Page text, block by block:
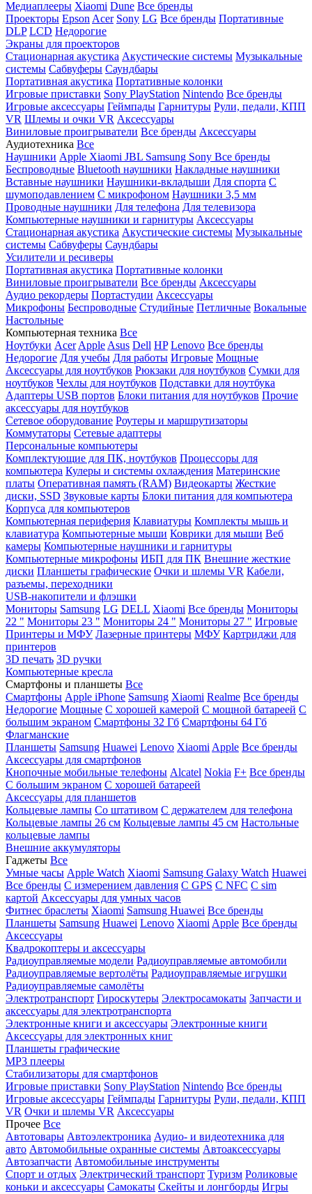
Медиаплееры Xiaomi Dune Все бренды
Проекторы Epson Acer Sony LG Все бренды Портативные
DLP LCD Недорогие
Экраны для проекторов
Стационарная акустика Акустические системы Музыкальные
системы Сабвуферы Саундбары
Портативная акустика Портативные колонки
Игровые приставки Sony PlayStation Nintendo Все бренды
Игровые аксессуары Геймпады Гарнитуры Рули, педали, КПП
VR Шлемы и очки VR Аксессуары
Виниловые проигрыватели Все бренды Аксессуары
Аудиотехника Все
Наушники Apple Xiaomi JBL Samsung Sony Все бренды
Беспроводные Bluetooth наушники Накладные наушники
Вставные наушники Наушники-вкладыши Для спорта С
шумоподавлением С микрофоном Наушники 3,5 мм
Проводные наушники Для телефона Для телевизора
Компьютерные наушники и гарнитуры Аксессуары
Стационарная акустика Акустические системы Музыкальные
системы Сабвуферы Саундбары
Усилители и ресиверы
Портативная акустика Портативные колонки
Виниловые проигрыватели Все бренды Аксессуары
Аудио рекордеры Портастудии Аксессуары
Микрофоны Беспроводные Студийные Петличные Вокальные
Настольные
Компьютерная техника Все
Ноутбуки Acer Apple Asus Dell HP Lenovo Все бренды
Недорогие Для учебы Для работы Игровые Мощные
Аксессуары для ноутбуков Рюкзаки для ноутбуков Сумки для
ноутбуков Чехлы для ноутбуков Подставки для ноутбука
Адаптеры USB портов Блоки питания для ноутбуков Прочие
аксессуары для ноутбуков
Сетевое оборудование Роутеры и маршрутизаторы
Коммутаторы Сетевые адаптеры
Персональные компьютеры
Комплектующие для ПК, ноутбуков Процессоры для
компьютера Кулеры и системы охлаждения Материнские
платы Оперативная память (RAM) Видеокарты Жесткие
диски, SSD Звуковые карты Блоки питания для компьютера
Корпуса для компьютеров
Компьютерная периферия Клавиатуры Комплекты мышь и
клавиатура Компьютерные мыши Коврики для мыши Веб
камеры Компьютерные наушники и гарнитуры
Компьютерные микрофоны ИБП для ПК Внешние жесткие
диски Планшеты графические Очки и шлемы VR Кабели,
разъемы, переходники
USB-накопители и флэшки
Мониторы Samsung LG DELL Xiaomi Все бренды Мониторы
22 " Мониторы 23 " Мониторы 24 " Мониторы 27 " Игровые
Принтеры и МФУ Лазерные принтеры МФУ Картриджи для
принтеров
3D печать 3D ручки
Компьютерные кресла
Смартфоны и планшеты Все
Смартфоны Apple iPhone Samsung Xiaomi Realme Все бренды
Недорогие Мощные С хорошей камерой С мощной батареей С
большим экраном Смартфоны 32 Гб Смартфоны 64 Гб
Флагманские
Планшеты Samsung Huawei Lenovo Xiaomi Apple Все бренды
Аксессуары для смартфонов
Кнопочные мобильные телефоны Alcatel Nokia F+ Все бренды
С большим экраном С хорошей батареей
Аксессуары для планшетов
Кольцевые лампы Со штативом C держателем для телефона
Кольцевые лампы 26 см Кольцевые лампы 45 см Настольные
кольцевые лампы
Внешние аккумуляторы
Гаджеты Все
Умные часы Apple Watch Xiaomi Samsung Galaxy Watch Huawei
Все бренды C измерением давления C GPS C NFC C sim
картой Аксессуары для умных часов
Фитнес браслеты Xiaomi Samsung Huawei Все бренды
Планшеты Samsung Huawei Lenovo Xiaomi Apple Все бренды
Аксессуары
Квадрокоптеры и аксессуары
Радиоуправляемые модели Радиоуправляемые автомобили
Радиоуправляемые вертолёты Радиоуправляемые игрушки
Радиоуправляемые самолёты
Электротранспорт Гироскутеры Электросамокаты Запчасти и
аксессуары для электротранспорта
Электронные книги и аксессуары Электронные книги
Аксессуары для электронных книг
Планшеты графические
MP3 плееры
Стабилизаторы для смартфонов
Игровые приставки Sony PlayStation Nintendo Все бренды
Игровые аксессуары Геймпады Гарнитуры Рули, педали, КПП
VR Очки и шлемы VR Аксессуары
Прочее Все
Автотовары Автоэлектроника Аудио- и видеотехника для
авто Автомобильные охранные системы Автоаксессуары
Автозапчасти Автомобильные инструменты
Спорт и отдых Электрический транспорт Туризм Роликовые
коньки и аксессуары Самокаты Скейты и лонгборды Игры